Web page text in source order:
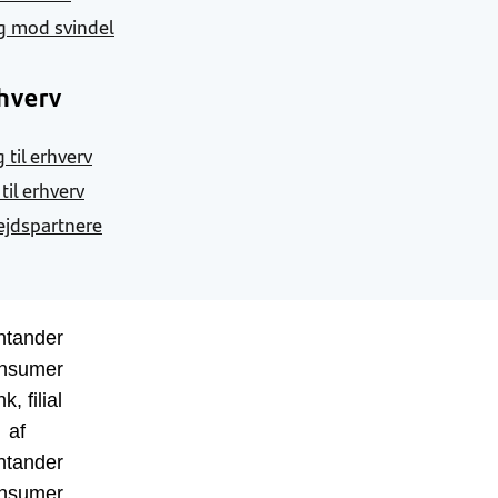
mod svindel
til erhverv
erhverv
filial
af